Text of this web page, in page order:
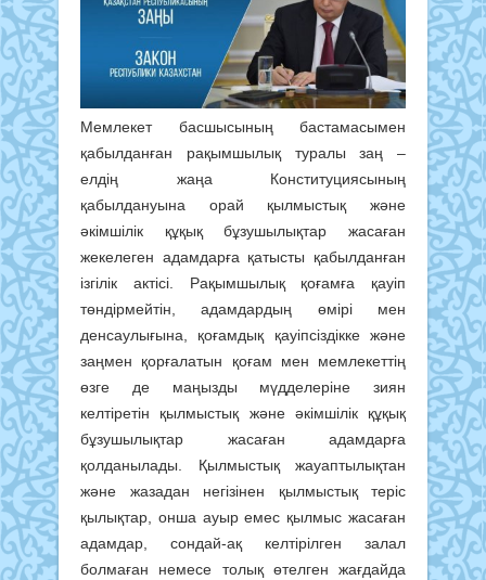
Мемлекет басшысының бастамасымен
қабылданған рақымшылық туралы заң –
елдің жаңа Конституциясының
қабылдануына орай қылмыстық және
әкімшілік құқық бұзушылықтар жасаған
жекелеген адамдарға қатысты қабылданған
ізгілік актісі. Рақымшылық қоғамға қауіп
төндірмейтін, адамдардың өмірі мен
денсаулығына, қоғамдық қауіпсіздікке және
заңмен қорғалатын қоғам мен мемлекеттің
өзге де маңызды мүдделеріне зиян
келтіретін қылмыстық және әкімшілік құқық
бұзушылықтар жасаған адамдарға
қолданылады. Қылмыстық жауаптылықтан
және жазадан негізінен қылмыстық теріс
қылықтар, онша ауыр емес қылмыс жасаған
адамдар, сондай-ақ келтірілген залал
болмаған немесе толық өтелген жағдайда